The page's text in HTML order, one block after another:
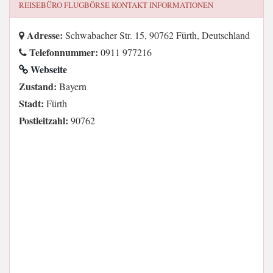
REISEBÜRO FLUGBÖRSEKONTAKT INFORMATIONEN
Adresse: Schwabacher Str. 15, 90762 Fürth, Deutschland
Telefonnummer: 0911 977216
Webseite
Zustand: Bayern
Stadt: Fürth
Postleitzahl: 90762